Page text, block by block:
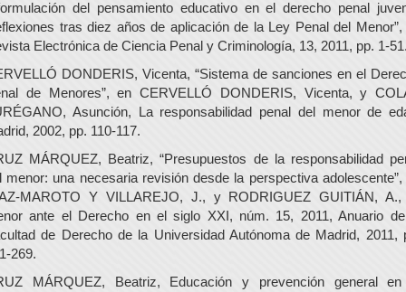
del pensamiento educativo en el derecho penal
tras diez años de aplicación de la Ley Penal del Menor”,
Electrónica de Ciencia Penal y Criminología, 13, 2011, pp. 1-
DONDERIS, Vicenta, “Sistema de sanciones en el
de Menores”, en CERVELLÓ DONDERIS, Vicenta, y
Asunción, La responsabilidad penal del menor de
2002, pp. 110-117.
MÁRQUEZ, Beatriz, “Presupuestos de la responsabilidad
menor: una necesaria revisión desde la perspectiva adolescente”,
MAROTO Y VILLAREJO, J., y RODRIGUEZ GUITIÁN,
ante el Derecho en el siglo XXI, núm. 15, 2011, Anuario
de Derecho de la Universidad Autónoma de Madrid, 2011,
269.
MÁRQUEZ, Beatriz, Educación y prevención general